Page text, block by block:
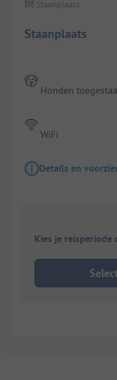
Staanplaats
Staanplaats
Honden
WiFi
Details en
Kies je